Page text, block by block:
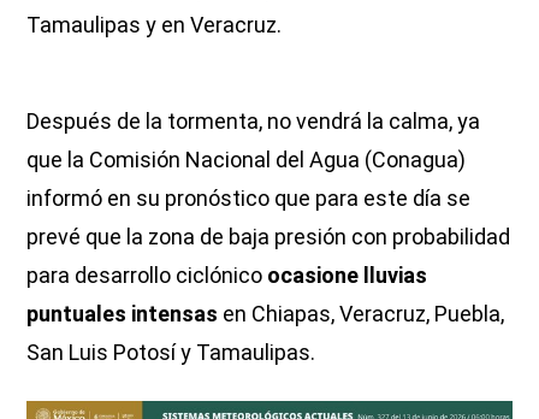
Tamaulipas y en Veracruz.
Después de la tormenta, no vendrá la calma, ya
que la Comisión Nacional del Agua (Conagua)
informó en su pronóstico que para este día se
prevé que la zona de baja presión con probabilidad
para desarrollo ciclónico ocasione lluvias
puntuales intensas en Chiapas, Veracruz, Puebla,
San Luis Potosí y Tamaulipas.